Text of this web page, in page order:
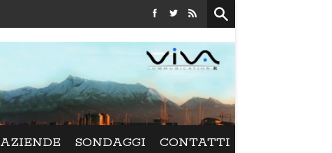
Festival La Versiliana - Maurizio Schweizer
AZIENDE SONDAGGI CONTATTI